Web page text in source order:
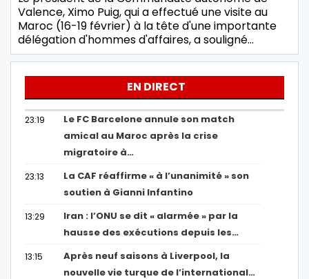
Valence, Ximo Puig, qui a effectué une visite au
Maroc (16-19 février) à la tête d'une importante
délégation d'hommes d'affaires, a souligné…
EN DIRECT
23:19
Le FC Barcelone annule son match
amical au Maroc après la crise
migratoire à…
23:13
La CAF réaffirme « à l’unanimité » son
soutien à Gianni Infantino
13:29
Iran : l’ONU se dit « alarmée » par la
hausse des exécutions depuis les…
13:15
Après neuf saisons à Liverpool, la
nouvelle vie turque de l’international…